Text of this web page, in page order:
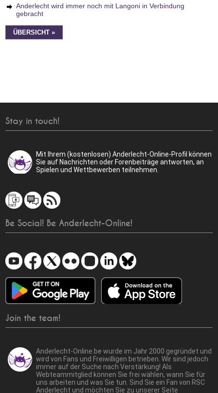
Anderlecht wird immer noch mit Langoni in Verbindung
gebracht
ÜBERSICHT »
Stay in touch!
Mit Ihrem (kostenlosen) Anderlecht-Online-Profil können
Sie auf Nachrichten oder Forenbeiträge antworten, an
Spielen und Wettbewerben teilnehmen.
Be Social! Be Anderlecht-Online!
Join the team!
Anderlecht-Online.be wurde im Jahr 2000 gegründet und
wird von Fans und Freiwilligen betrieben. Wir sind jedoch
immer auf der Suche nach Verstärkung! Als
Webteammitglied können Sie frei wählen, wann Sie für
uns arbeiten und was Sie tun. Sind Sie ein Fan von RSC
Anderlecht und möchten Sie zu unserer Seite